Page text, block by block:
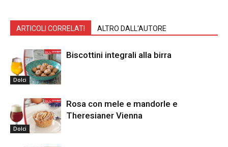
ARTICOLI CORRELATI ALTRO DALL'AUTORE
Dolci
Biscottini integrali alla birra
Dolci
Rosa con mele e mandorle e
Theresianer Vienna